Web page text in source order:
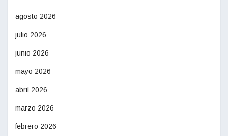
agosto 2026
julio 2026
junio 2026
mayo 2026
abril 2026
marzo 2026
febrero 2026